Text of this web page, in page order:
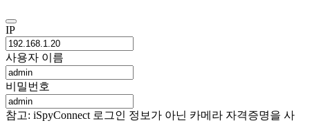
IP
사용자 이름
비밀번호
참고: iSpyConnect 로그인 정보가 아닌 카메라 자격증명을 사